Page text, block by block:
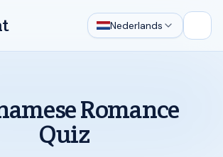
Nederlands
Romance
Quiz